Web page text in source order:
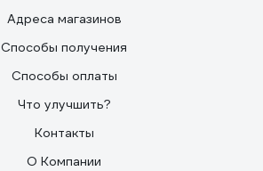
Адреса магазинов
Способы получения
Способы оплаты
Что улучшить?
Контакты
О Компании